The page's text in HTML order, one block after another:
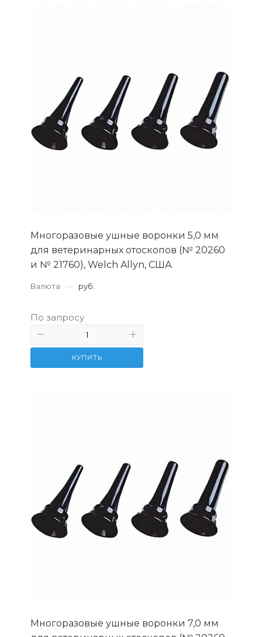
Многоразовые ушные воронки 5,0 мм
для ветеринарных отоскопов (№ 20260
и № 21760), Welch Allyn, США
Валюта — руб.
По запросу
КУПИТЬ
Многоразовые ушные воронки 7,0 мм